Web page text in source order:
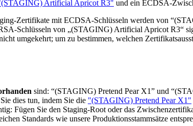
Artificial Apricot R3" und ein ECDSA-
Zertifikate mit ECDSA-Schlüsseln werden von
Schlüsseln von „(STAGING) Artificial Apricot R3“
umgekehrt; um zu bestimmen, welchen
sind: “(STAGING) Pretend Pear X1” und
dies tun, indem Sie die "(STAGING) Pretend Pear X1"
Fügen Sie den Staging-Root oder das
Standards wie unsere Produktionsstammsätze